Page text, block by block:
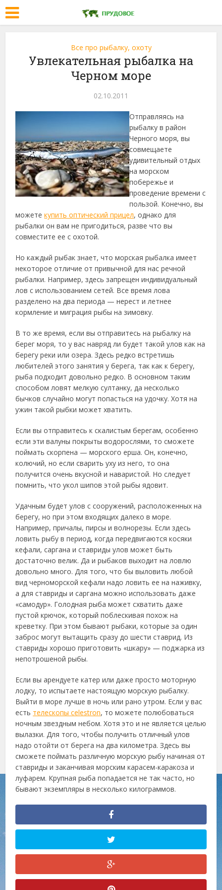
Все про рыбалку, охоту
Увлекательная рыбалка на
Черном море
02.10.2011
Отправляясь на
рыбалку в район
Черного моря, вы
совмещаете
удивительный отдых
на морском
побережье и
проведение времени с
пользой. Конечно, вы
можетекупить оптический прицел, однако для
рыбалки он вам не пригодиться, разве что вы
совместите ее с охотой.
Но каждый рыбак знает, что морская рыбалка имеет
некоторое отличие от привычной для нас речной
рыбалки. Например, здесь запрещен индивидуальный
лов с использованием сетей. Все время лова
разделено на два периода — нерест и летнее
кормление и миграция рыбы на зимовку.
В то же время, если вы отправитесь на рыбалку на
берег моря, то у вас навряд ли будет такой улов как на
берегу реки или озера. Здесь редко встретишь
любителей этого занятия у берега, так как к берегу,
рыба подходит довольно редко. В основном таким
способом ловят мелкую султанку, да несколько
бычков случайно могут попасться на удочку. Хотя на
ужин такой рыбки может хватить.
Если вы отправитесь к скалистым берегам, особенно
если эти валуны покрыты водорослями, то сможете
поймать скорпена — морского ерша. Он, конечно,
колючий, но если сварить уху из него, то она
получится очень вкусной и наваристой. Но следует
помнить, что укол шипов этой рыбы ядовит.
Удачным будет улов с сооружений, расположенных на
берегу, но при этом входящих далеко в море.
Например, причалы, пирсы и волнорезы. Если здесь
ловить рыбу в период, когда передвигаются косяки
кефали, саргана и ставриды улов может быть
достаточно велик. Да и рыбаков выходит на ловлю
довольно много. Для того, что бы выловить любой
вид черноморской кефали надо ловить ее на наживку,
а для ставриды и саргана можно использовать даже
«самодур». Голодная рыба может схватить даже
пустой крючок, который поблескивая похож на
креветку. При этом бывают рыбаки, которые за один
заброс могут вытащить сразу до шести ставрид. Из
ставриды хорошо приготовить «шкару» — поджарка из
непотрошеной рыбы.
Если вы арендуете катер или даже просто моторную
лодку, то испытаете настоящую морскую рыбалку.
Выйти в море лучше в ночь или рано утром. Если у вас
есть телескопы celestron, то можете полюбоваться
ночным звездным небом. Хотя это и не является целью
вылазки. Для того, чтобы получить отличный улов
надо отойти от берега на два километра. Здесь вы
сможете поймать различную морскую рыбу начиная от
ставриды и заканчивая морским карасем-каракоза и
луфарем. Крупная рыба попадается не так часто, но
бывают экземпляры в несколько килограммов.